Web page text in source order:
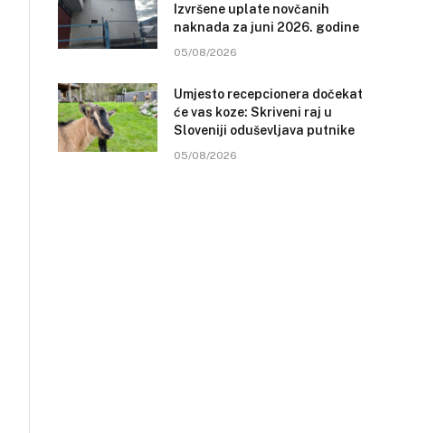
Izvršene uplate novčanih
naknada za juni 2026. godine
05/08/2026
Umjesto recepcionera dočekat
će vas koze: Skriveni raj u
Sloveniji oduševljava putnike
05/08/2026